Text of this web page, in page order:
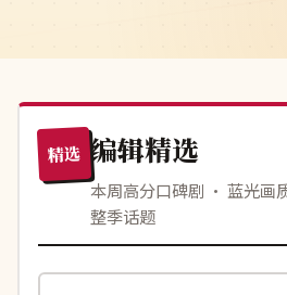
精选 编辑精选
本周高分口碑剧 · 蓝光画
整季话题
热播